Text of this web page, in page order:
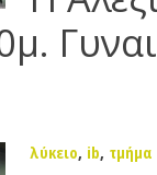
λύκειο, ib,